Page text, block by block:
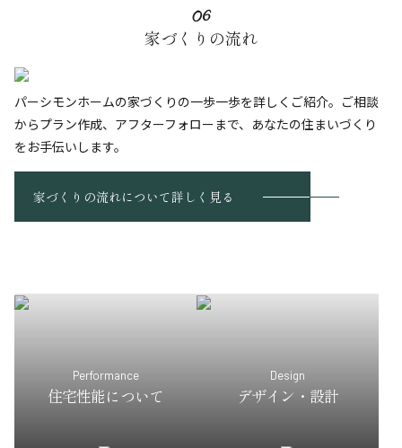
06
家づくりの流れ
パーシモンホームの家づくりの一歩一歩を詳しくご紹介。ご相談
からプラン作成、アフターフォローまで、あなたの住まいづくり
をお手伝いします。
家づくりの流れについて詳しく見る
Performance
住宅性能について
Design
デザイン・設計